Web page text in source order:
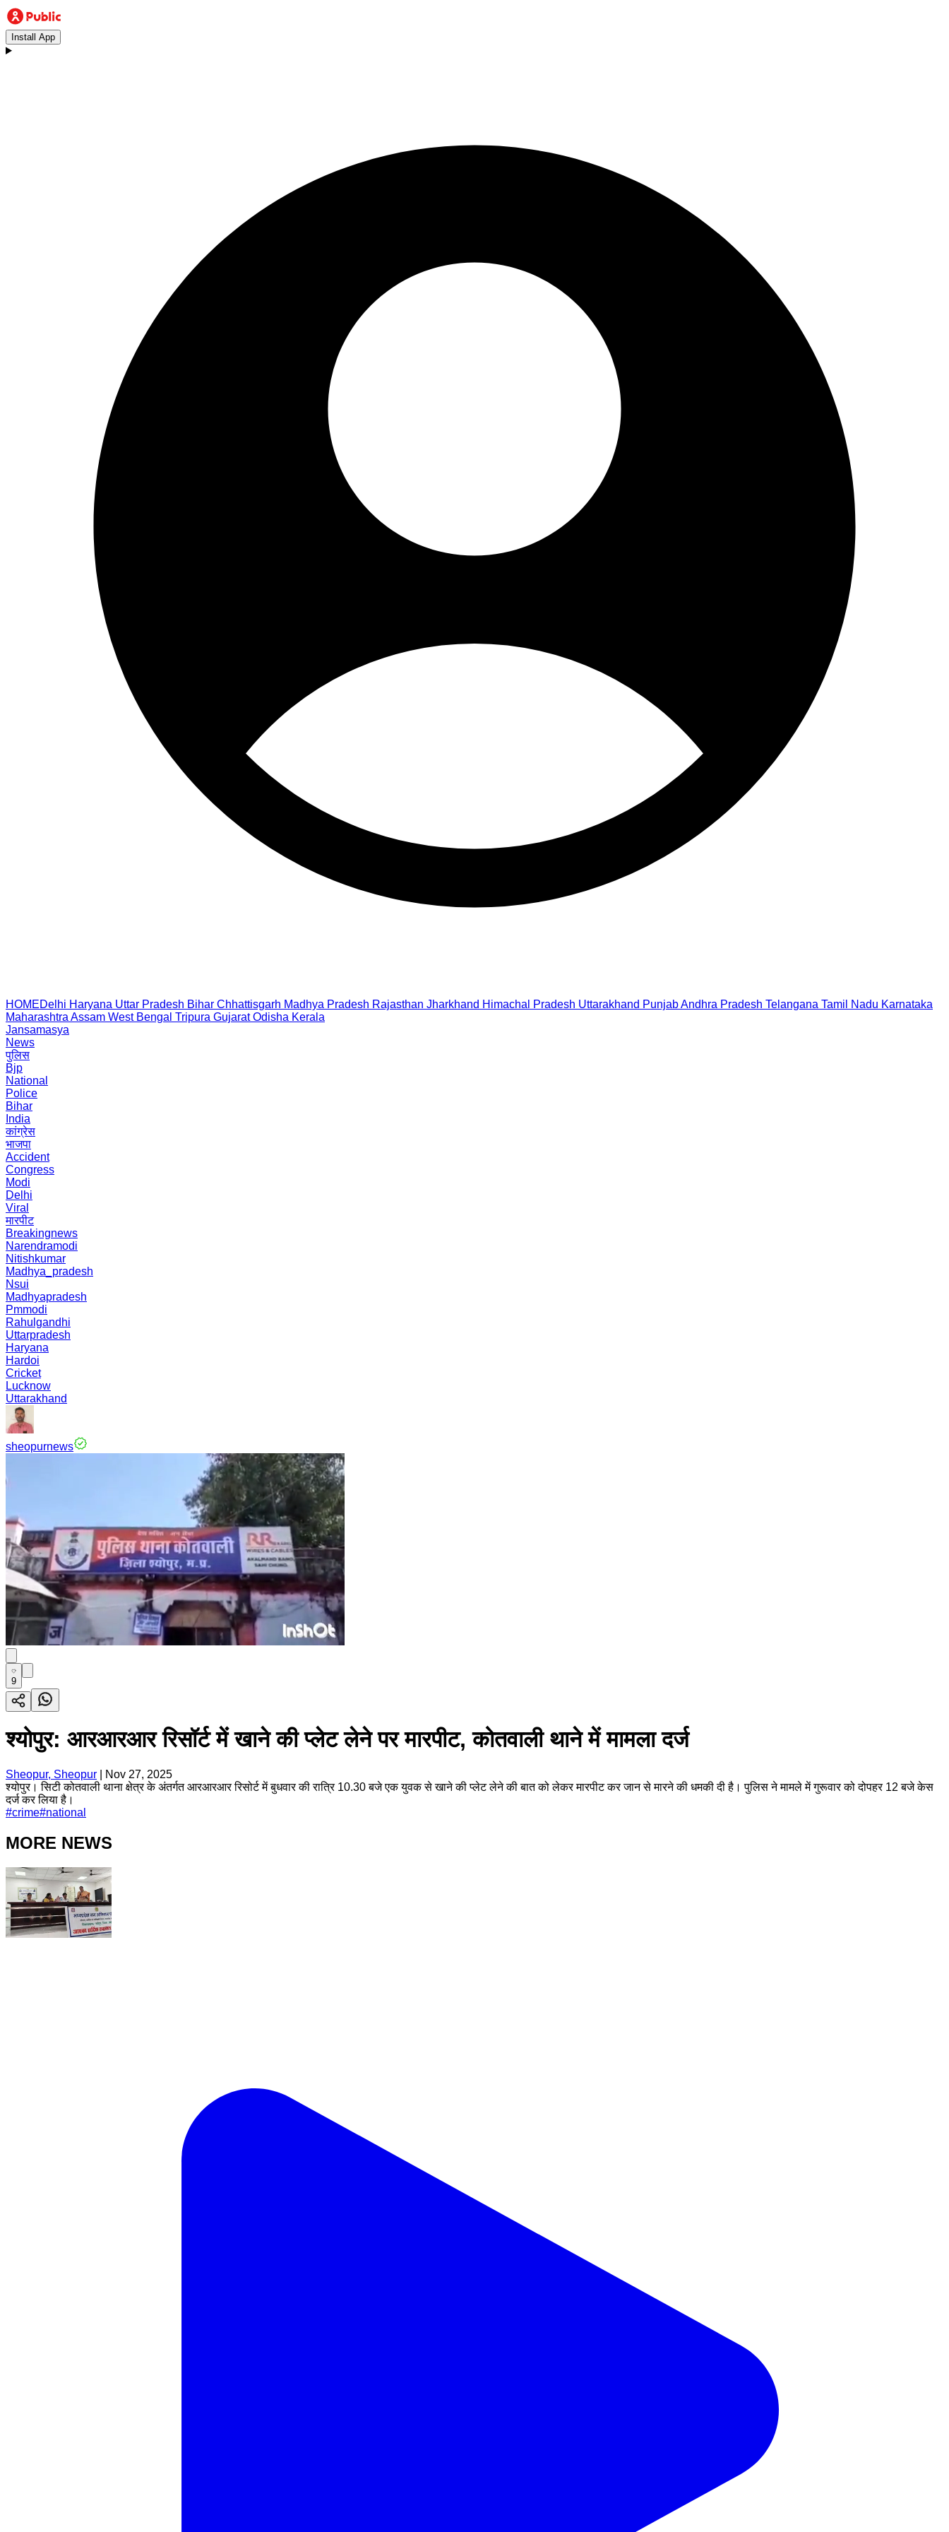
Install App
HOMEDelhi Haryana Uttar Pradesh Bihar Chhattisgarh Madhya Pradesh Rajasthan Jharkhand Himachal Pradesh Uttarakhand PunjabAndhra Pradesh Telangana Tamil Nadu Karnataka
Maharashtra Assam West Bengal Tripura Gujarat Odisha Kerala
Jansamasya
News
पुलिस
Bjp
National
Police
Bihar
India
कांग्रेस
भाजपा
Accident
Congress
Modi
Delhi
Viral
मारपीट
Breakingnews
Narendramodi
Nitishkumar
Madhya_pradesh
Nsui
Madhyapradesh
Pmmodi
Rahulgandhi
Uttarpradesh
Haryana
Hardoi
Cricket
Lucknow
Uttarakhand
sheopurnews
9
श्योपुर: आरआरआर रिसॉर्ट में खाने की प्लेट लेने पर मारपीट, कोतवाली थाने में मामला दर्ज
Sheopur, Sheopur
Nov 27, 2025
श्योपुर। सिटी कोतवाली थाना क्षेत्र के अंतर्गत आरआरआर रिसोर्ट में बुधवार की रात्रि 10.30 बजे एक युवक से खाने की प्लेट लेने की बात को लेकर मारपीट कर जान से मारने की धमकी दी है। पुलिस ने मामले में गुरूवार को दोपहर 12 बजे केस
दर्ज कर लिया है।
#crime#national
MORE NEWS